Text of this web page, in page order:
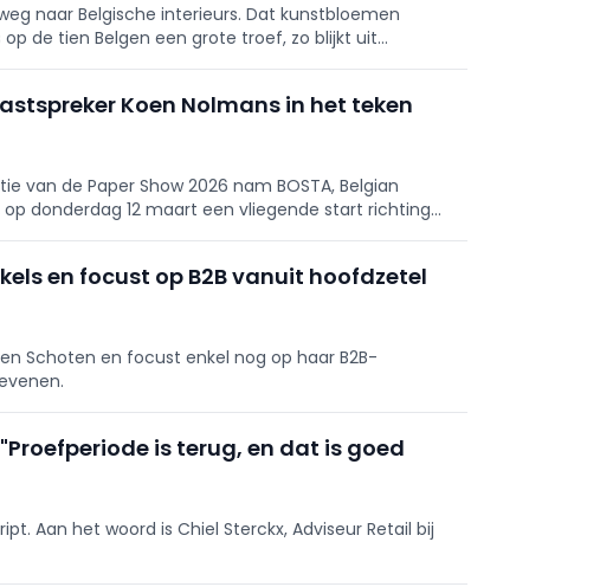
naar Belgische interieurs. Dat kunstbloemen
de tien Belgen een grote troef, zo blijkt uit
Koen Nolmans in het teken
van de Paper Show 2026 nam BOSTA, Belgian
donderdag 12 maart een vliegende start richting
en focust op B2B vanuit hoofdzetel
Schoten en focust enkel nog op haar B2B-
is terug, en dat is goed
Aan het woord is Chiel Sterckx, Adviseur Retail bij